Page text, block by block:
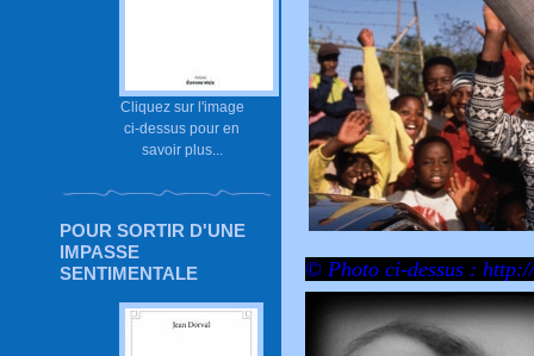
Cliquez sur l'image
ci-dessus pour en
savoir plus...
POUR SORTIR D'UNE
IMPASSE
SENTIMENTALE
© Photo ci-dessus :